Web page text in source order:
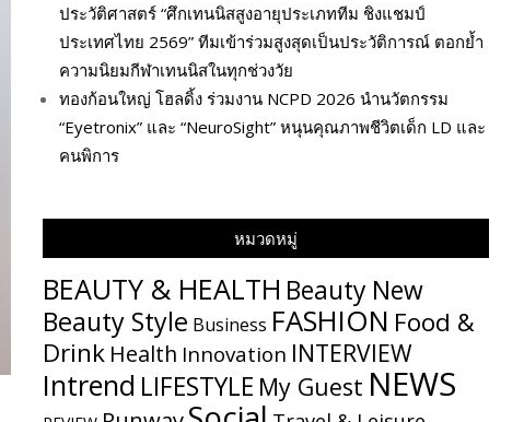
ประวัติศาสตร์ “ศึกเทนนิสสูงอายุประเภททีม ชิงแชมป์
ประเทศไทย 2569” ทีมเข้าร่วมสูงสุดเป็นประวัติการณ์ ตอกย้ำ
ความนิยมกีฬาเทนนิสในทุกช่วงวัย
ทองก้อนใหญ่ โฮลดิ้ง ร่วมงาน NCPD 2026 นำนวัตกรรม
“Eyetronix” และ “NeuroSight” หนุนคุณภาพชีวิตเด็ก LD และ
คนพิการ
หมวดหมู่
BEAUTY & HEALTH Beauty New
Beauty Style Business FASHION Food &
Drink Health Innovation INTERVIEW
Intrend LIFESTYLE My​ Guest NEWS